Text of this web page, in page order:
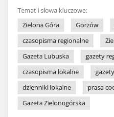
Temat i słowa kluczowe:
Zielona Góra
Gorzów
czasopisma regionalne
Gazeta Lubuska
gazety
czasopisma lokalne
dzienniki lokalne
prasa
Gazeta Zielonogórska